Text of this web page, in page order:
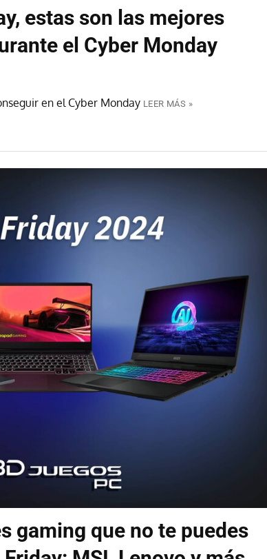
estas son las mejores
el Cyber Monday
en el Cyber Monday LEER MÁS »
gaming que no te puedes